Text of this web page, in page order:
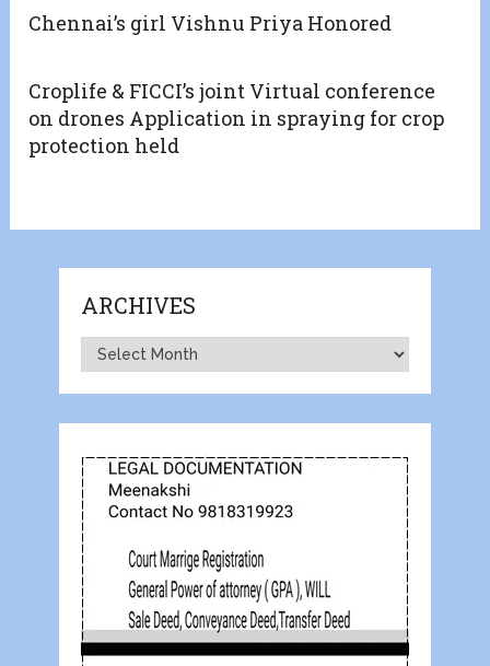
Chennai’s girl Vishnu Priya Honored
Croplife & FICCI’s joint Virtual conference
on drones Application in spraying for crop
protection held
ARCHIVES
Archives